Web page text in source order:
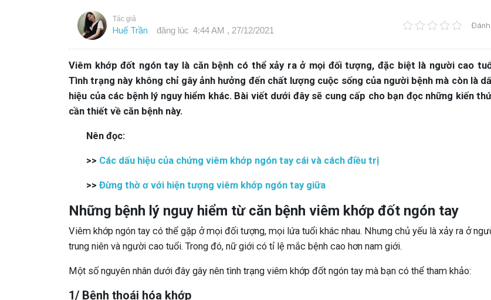
Tác giả
Huế Trần đăng lúc 4:44 AM , 27/12/2021 Đánh
Viêm khớp đốt ngón tay là căn bệnh có thể xảy ra ở mọi đối tượng, đặc biệt là người cao
Tình trạng này không chỉ gây ảnh hưởng đến chất lượng cuộc sống của người bệnh mà còn là
hiệu của các bệnh lý nguy hiểm khác. Bài viết dưới đây sẽ cung cấp cho bạn đọc những kiến
cần thiết về căn bệnh này.
Nên đọc:
>> Các dấu hiệu của chứng viêm khớp ngón tay cái và cách điều trị
>> Đừng thờ ơ với hiện tượng viêm khớp ngón tay giữa
Những bệnh lý nguy hiểm từ căn bệnh viêm khớp đốt ngón tay
Viêm khớp ngón tay có thể gặp ở mọi đối tượng, mọi lứa tuổi khác nhau. Nhưng chủ yếu là xảy ra ở
trung niên và người cao tuổi. Trong đó, nữ giới có tỉ lệ mắc bệnh cao hơn nam giới.
Một số nguyên nhân dưới đây gây nên tình trạng viêm khớp đốt ngón tay mà bạn có thể tham khảo:
1/ Bệnh thoái hóa khớp